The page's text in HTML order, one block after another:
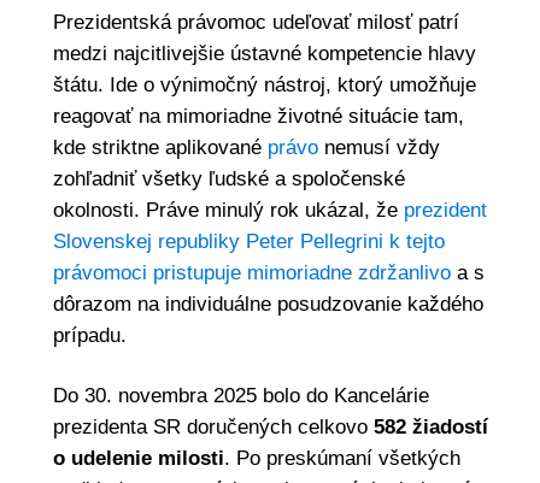
Prezidentská právomoc udeľovať milosť patrí
medzi najcitlivejšie ústavné kompetencie hlavy
štátu. Ide o výnimočný nástroj, ktorý umožňuje
reagovať na mimoriadne životné situácie tam,
kde striktne aplikované právonemusí vždy
zohľadniť všetky ľudské a spoločenské
okolnosti. Práve minulý rok ukázal, že prezident
Slovenskej republiky Peter Pellegrini k tejto
právomoci pristupuje mimoriadne zdržanlivoa s
dôrazom na individuálne posudzovanie každého
prípadu.
Do 30. novembra 2025 bolo do Kancelárie
prezidenta SR doručených celkovo 582 žiadostí
o udelenie milosti. Po preskúmaní všetkých